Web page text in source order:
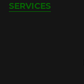
SERVICES